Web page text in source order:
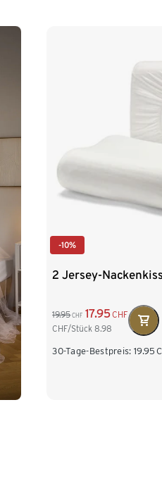
-10%
2 Jersey-
19.95 CHF 17.95CHF
CHF/Stück8.98
30-Tage-Bestpreis: 19.95